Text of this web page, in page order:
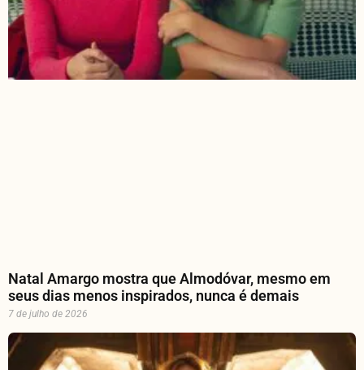
Natal Amargo mostra que Almodóvar, mesmo em
seus dias menos inspirados, nunca é demais
7 de julho de 2026